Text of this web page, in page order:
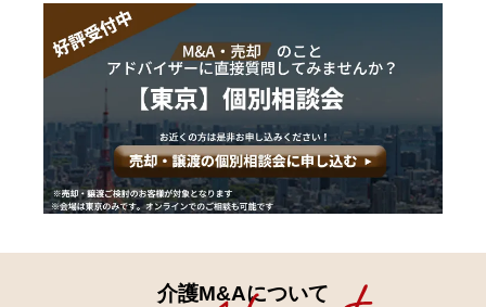
介護M&Aについて